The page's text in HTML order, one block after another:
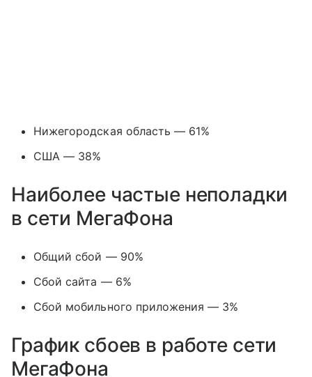
Нижегородская область — 61%
США — 38%
Наиболее частые неполадки
в сети МегаФона
Общий сбой — 90%
Сбой сайта — 6%
Сбой мобильного приложения — 3%
График сбоев в работе сети
МегаФона